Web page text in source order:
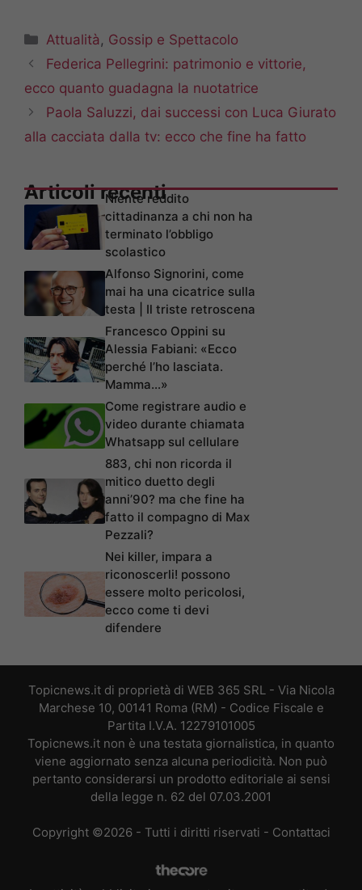
Categorie
Attualità , Gossip e Spettacolo
Federica Pellegrini: patrimonio e vittorie,
ecco quanto guadagna la nuotatrice
Paola Saluzzi, dai successi con Luca Giurato
alla cacciata dalla tv: ecco che fine ha fatto
Articoli recenti
Niente reddito
cittadinanza a chi non ha
terminato l’obbligo
scolastico
Alfonso Signorini, come
mai ha una cicatrice sulla
testa | Il triste retroscena
Francesco Oppini su
Alessia Fabiani: «Ecco
perché l’ho lasciata.
Mamma…»
Come registrare audio e
video durante chiamata
Whatsapp sul cellulare
883, chi non ricorda il
mitico duetto degli
anni’90? ma che fine ha
fatto il compagno di Max
Pezzali?
Nei killer, impara a
riconoscerli! possono
essere molto pericolosi,
ecco come ti devi
difendere
Topicnews.it di proprietà di WEB 365 SRL - Via Nicola
Marchese 10, 00141 Roma (RM) - Codice Fiscale e
Partita I.V.A. 12279101005
Topicnews.it non è una testata giornalistica, in quanto
viene aggiornato senza alcuna periodicità. Non può
pertanto considerarsi un prodotto editoriale ai sensi
della legge n. 62 del 07.03.2001
Copyright ©2026 - Tutti i diritti riservati - Contattaci